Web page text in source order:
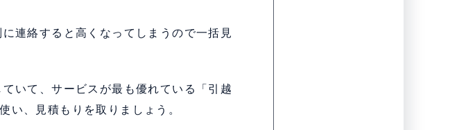
連絡すると高くなってしまうので一括見
いて、サービスが最も優れている「引越
い、見積もりを取りましょう。